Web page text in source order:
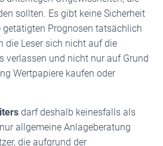
sollten. Es gibt keine Sicherheit
getätigten Prognosen tatsächlich
die Leser sich nicht auf die
verlassen und nicht nur auf Grund
Wertpapiere kaufen oder
darf deshalb keinesfalls als
allgemeine Anlageberatung
die aufgrund der